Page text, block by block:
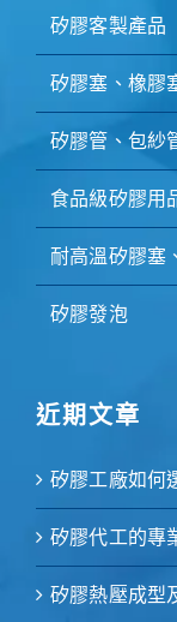
矽膠客製產品
矽膠塞、橡膠
矽膠管、包紗
食品級矽膠用
耐高溫矽膠塞
矽膠發泡
近期文章
矽膠工廠如何
矽膠代工的專
矽膠熱壓成型